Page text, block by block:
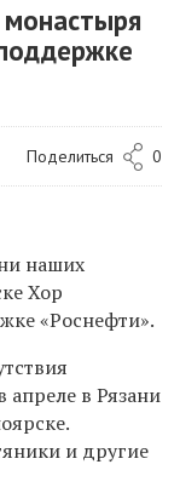
монастыря
Поделиться 0
наших
Хор
«Роснефти».
в Рязани
и другие